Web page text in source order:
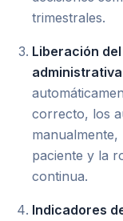
trimestrales.
Liberación
correcto, los
manualmente,
paciente y la
continua.
Indicadores